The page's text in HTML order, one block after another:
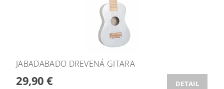
JABADABADO DREVENÁ GITARA
29,90 € DETAIL